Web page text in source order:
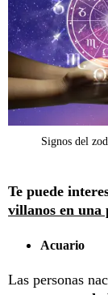
Signos del
Te puede
villanos en una
Acuario
Las personas